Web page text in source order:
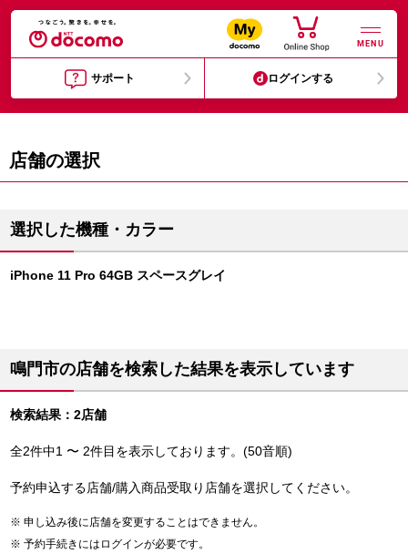
MENU
サポート ログインする
店舗の選択
選択した機種・カラー
iPhone 11 Pro 64GB スペースグレイ
鳴門市の店舗を検索した結果を表示しています
検索結果：2店舗
全2件中1 〜 2件目を表示しております。(50音順)
予約申込する店舗/購入商品受取り店舗を選択してください。
申し込み後に店舗を変更することはできません。
予約手続きにはログインが必要です。